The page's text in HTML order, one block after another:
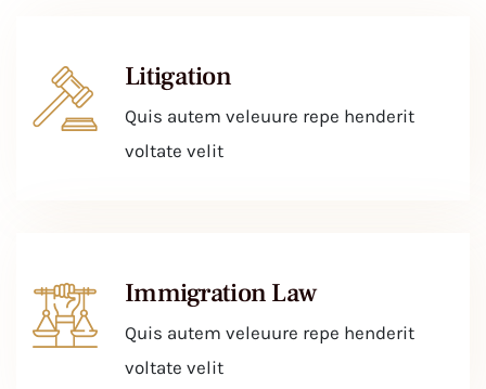
Litigation
Quis autem veleuure repe henderit
voltate velit
Immigration Law
Quis autem veleuure repe henderit
voltate velit